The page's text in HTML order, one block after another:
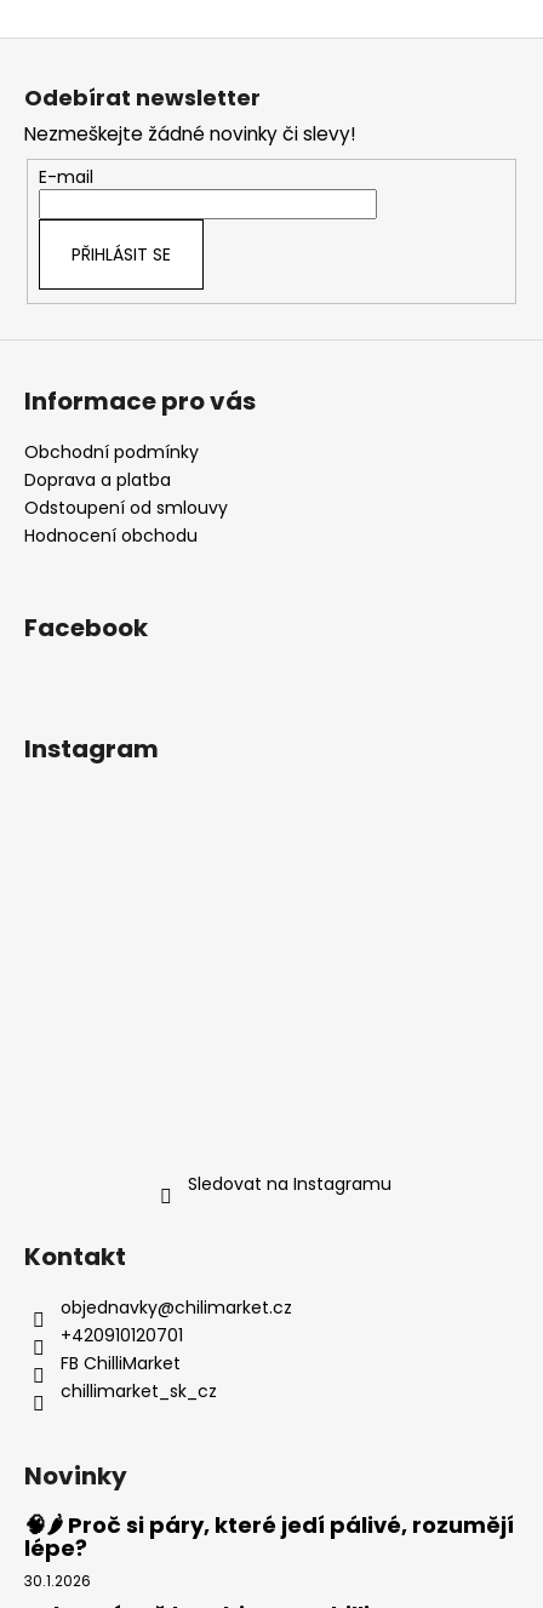
Odebírat newsletter
Nezmeškejte žádné novinky či slevy!
E-mail
PŘIHLÁSIT SE
Informace pro vás
Obchodní podmínky
Doprava a platba
Odstoupení od smlouvy
Hodnocení obchodu
Facebook
Instagram
Sledovat na Instagramu
Kontakt
objednavky@chilimarket.cz
+420910120701
FB ChilliMarket
chillimarket_sk_cz
Novinky
🧠🌶️ Proč si páry, které jedí pálivé, rozumějí
lépe?
30.1.2026